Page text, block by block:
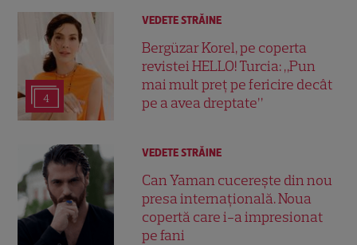
4
VEDETE STRĂINE
Bergüzar Korel, pe coperta
revistei HELLO! Turcia: „Pun
mai mult preț pe fericire decât
pe a avea dreptate”
VEDETE STRĂINE
Can Yaman cucerește din nou
presa internațională. Noua
copertă care i-a impresionat
pe fani